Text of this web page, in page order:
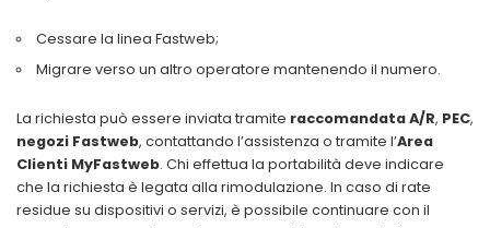
Cessare la linea Fastweb;
Migrare verso un altro operatore mantenendo il numero.
La richiesta può essere inviata tramite raccomandata A/R, PEC,
negozi Fastweb, contattando l’assistenza o tramite l’Area
Clienti MyFastweb. Chi effettua la portabilità deve indicare
che la richiesta è legata alla rimodulazione. In caso di rate
residue su dispositivi o servizi, è possibile continuare con il